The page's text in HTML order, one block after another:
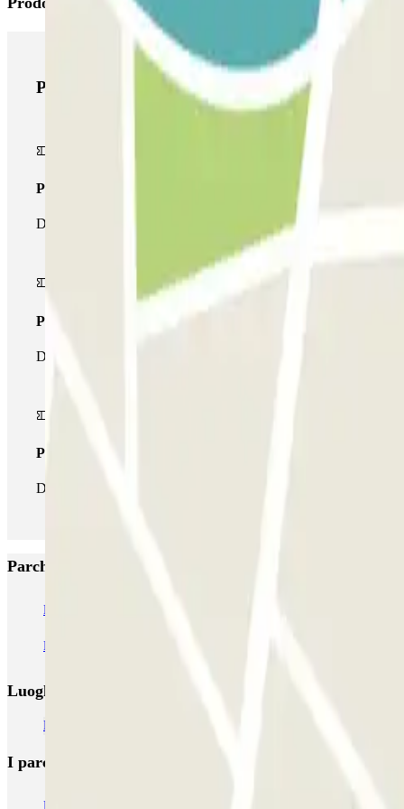
Prodotti di Parclick
Pass unico
Durante il tuo soggiorno potrai entrare e uscire dal parcheggio
Pass multiparking
Durante il tuo soggiorno potrai usufruire dell'intera rete di
Pass illlimitato
Durante il tuo soggiorno potrai entrare e uscire dal parcheggio
Parcheggi più popolari a Haag
ParkBee Alexanderveld
Parkbee HMC Bronovo
Luoghi ed eventi che potrebbero interessarti vicino a
Parcheggi all’Aeroporto di Rotterdam - L'Aia (RTM)
I parcheggi
Parcheggio Venezia